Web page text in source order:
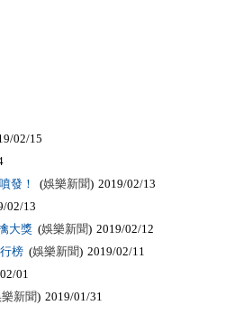
02/15
發！
(娛樂新聞) 2019/02/13
02/13
大獎 (娛樂新聞) 2019/02/12
榜 (娛樂新聞) 2019/02/11
01
新聞) 2019/01/31